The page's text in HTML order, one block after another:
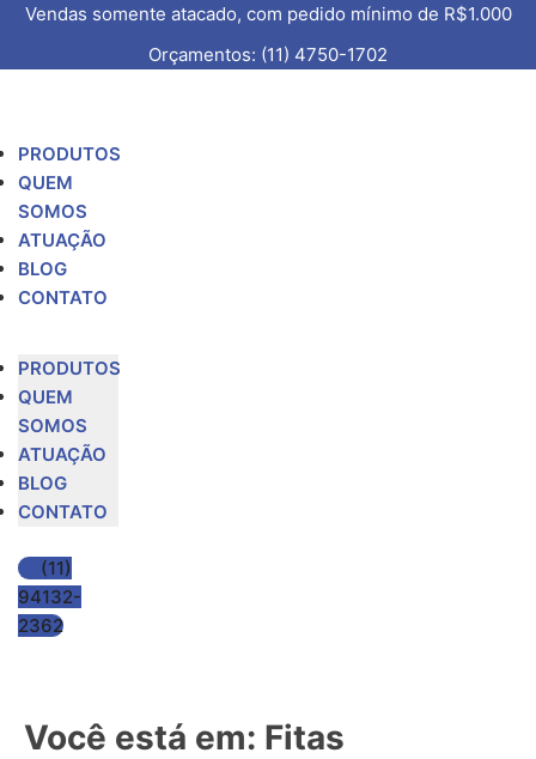
Vendas somente atacado, com pedido mínimo de R$1.000
Orçamentos: (11) 4750-1702
PRODUTOS
QUEM
SOMOS
ATUAÇÃO
BLOG
CONTATO
PRODUTOS
QUEM
SOMOS
ATUAÇÃO
BLOG
CONTATO
(11)
94132-
2362
Você está em: Fitas